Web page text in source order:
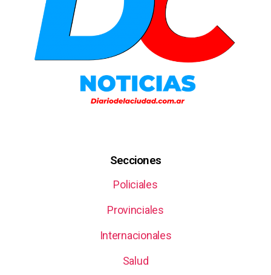
Secciones
Policiales
Provinciales
Internacionales
Salud